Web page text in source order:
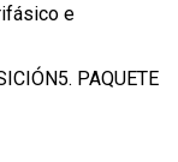
e
PAQUETE